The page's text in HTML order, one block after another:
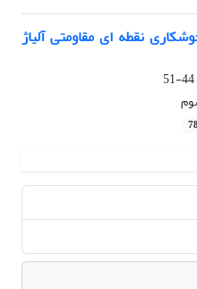
نقطه ای مقاومتی آلیاژ
44-51